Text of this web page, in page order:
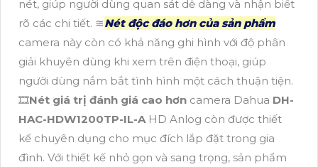
nét, giúp người dùng quan sát dễ dàng và nhận biết
rõ các chi tiết. ≋Nét độc đáo hơn của sản phẩm
camera này còn có khả năng ghi hình với độ phân
giải khuyên dùng khi xem trên điện thoại, giúp
người dùng nắm bắt tình hình một cách thuận tiện.
🎞Nét giá trị đánh giá cao hơn camera Dahua DH-
HAC-HDW1200TP-IL-AHD Anlog còn được thiết
kế chuyên dụng cho mục đích lắp đặt trong gia
đình. Với thiết kế nhỏ gọn và sang trọng, sản phẩm